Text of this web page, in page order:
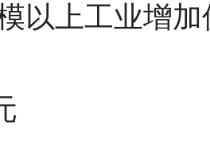
以上工业增